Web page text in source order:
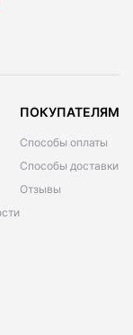
ПОКУПАТЕЛЯМ
Способы оплаты
Способы доставки
Отзывы